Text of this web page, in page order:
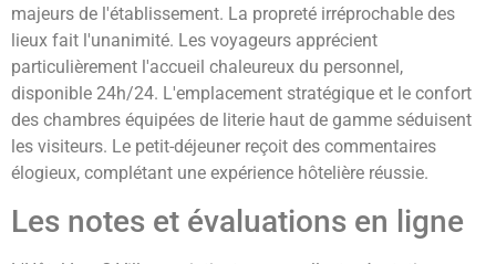
majeurs de l'établissement. La propreté irréprochable des
lieux fait l'unanimité. Les voyageurs apprécient
particulièrement l'accueil chaleureux du personnel,
disponible 24h/24. L'emplacement stratégique et le confort
des chambres équipées de literie haut de gamme séduisent
les visiteurs. Le petit-déjeuner reçoit des commentaires
élogieux, complétant une expérience hôtelière réussie.
Les notes et évaluations en ligne